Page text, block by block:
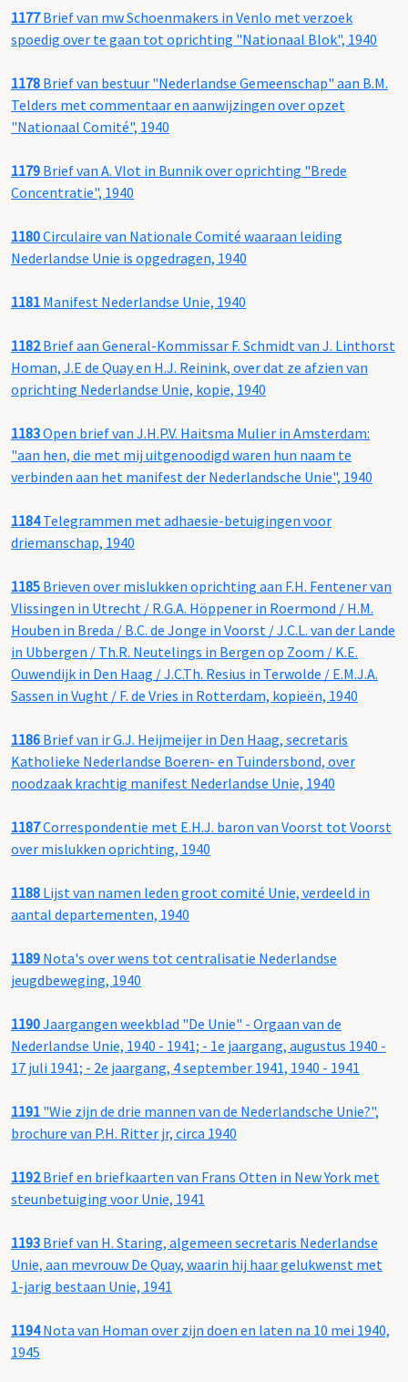
1177Brief van mw Schoenmakers in Venlo met verzoek
spoedig over te gaan tot oprichting "Nationaal Blok", 1940
1178 Brief van bestuur "Nederlandse Gemeenschap" aan B.M.
Telders met commentaar en aanwijzingen over opzet
"Nationaal Comité", 1940
1179 Brief van A. Vlot in Bunnik over oprichting "Brede
Concentratie", 1940
1180Circulaire van Nationale Comité waaraan leiding
Nederlandse Unie is opgedragen, 1940
1181 Manifest Nederlandse Unie, 1940
1182Brief aan General-Kommissar F. Schmidt van J. Linthorst
Homan, J.E de Quay en H.J. Reinink, over dat ze afzien van
oprichting Nederlandse Unie, kopie, 1940
1183Open brief van J.H.P.V. Haitsma Mulier in Amsterdam:
"aan hen, die met mij uitgenoodigd waren hun naam te
verbinden aan het manifest der Nederlandsche Unie", 1940
1184Telegrammen met adhaesie-betuigingen voor
driemanschap, 1940
1185 Brieven over mislukken oprichting aan F.H. Fentener van
Vlissingen in Utrecht / R.G.A. Höppener in Roermond / H.M.
Houben in Breda / B.C. de Jonge in Voorst / J.C.L. van der Lande
in Ubbergen / Th.R. Neutelings in Bergen op Zoom / K.E.
Ouwendijk in Den Haag / J.C.Th. Resius in Terwolde / E.M.J.A.
Sassen in Vught / F. de Vries in Rotterdam, kopieën, 1940
1186 Brief van ir G.J. Heijmeijer in Den Haag, secretaris
Katholieke Nederlandse Boeren- en Tuindersbond, over
noodzaak krachtig manifest Nederlandse Unie, 1940
1187Correspondentie met E.H.J. baron van Voorst tot Voorst
over mislukken oprichting, 1940
1188 Lijst van namen leden groot comité Unie, verdeeld in
aantal departementen, 1940
1189 Nota's over wens tot centralisatie Nederlandse
jeugdbeweging, 1940
1190Jaargangen weekblad "De Unie" - Orgaan van de
Nederlandse Unie, 1940 - 1941; - 1e jaargang, augustus 1940 -
17 juli 1941; - 2e jaargang, 4 september 1941, 1940 - 1941
1191 "Wie zijn de drie mannen van de Nederlandsche Unie?",
brochure van P.H. Ritter jr, circa 1940
1192Brief en briefkaarten van Frans Otten in New York met
steunbetuiging voor Unie, 1941
1193 Brief van H. Staring, algemeen secretaris Nederlandse
Unie, aan mevrouw De Quay, waarin hij haar gelukwenst met
1-jarig bestaan Unie, 1941
1194Nota van Homan over zijn doen en laten na 10 mei 1940,
1945